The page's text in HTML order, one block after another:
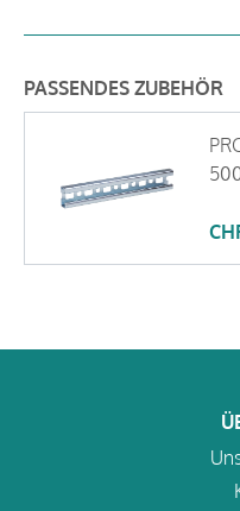
PASSENDES ZUBEHÖR